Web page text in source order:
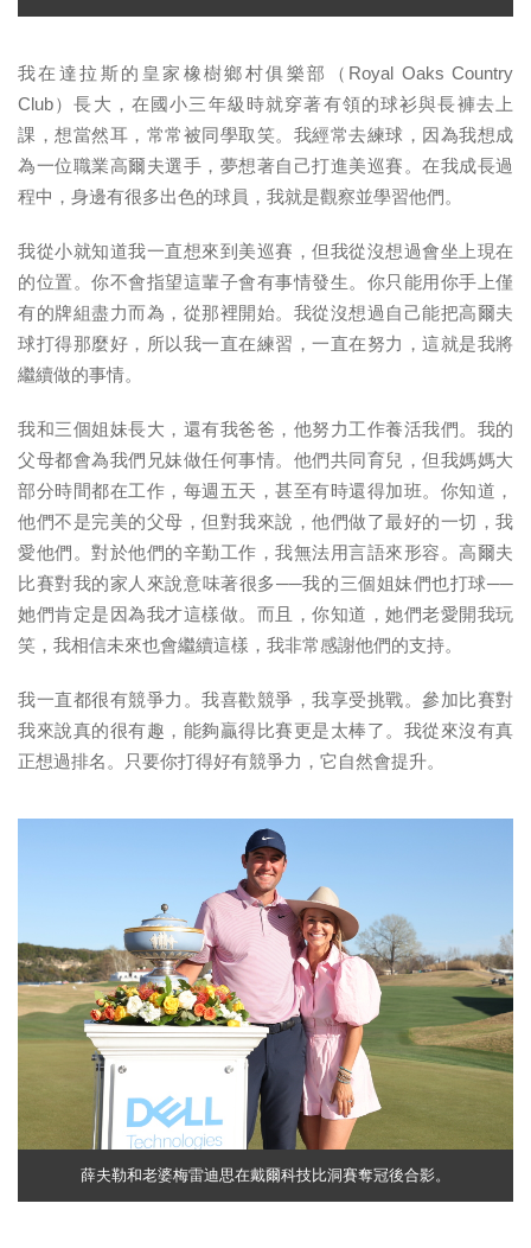
我在達拉斯的皇家橡樹鄉村俱樂部（Royal Oaks Country
Club）長大，在國小三年級時就穿著有領的球衫與長褲去上
課，想當然耳，常常被同學取笑。我經常去練球，因為我想成
為一位職業高爾夫選手，夢想著自己打進美巡賽。在我成長過
程中，身邊有很多出色的球員，我就是觀察並學習他們。
我從小就知道我一直想來到美巡賽，但我從沒想過會坐上現在
的位置。你不會指望這輩子會有事情發生。你只能用你手上僅
有的牌組盡力而為，從那裡開始。我從沒想過自己能把高爾夫
球打得那麼好，所以我一直在練習，一直在努力，這就是我將
繼續做的事情。
我和三個姐妹長大，還有我爸爸，他努力工作養活我們。我的
父母都會為我們兄妹做任何事情。他們共同育兒，但我媽媽大
部分時間都在工作，每週五天，甚至有時還得加班。你知道，
他們不是完美的父母，但對我來說，他們做了最好的一切，我
愛他們。對於他們的辛勤工作，我無法用言語來形容。高爾夫
比賽對我的家人來說意味著很多──我的三個姐妹們也打球──
她們肯定是因為我才這樣做。而且，你知道，她們老愛開我玩
笑，我相信未來也會繼續這樣，我非常感謝他們的支持。
我一直都很有競爭力。我喜歡競爭，我享受挑戰。參加比賽對
我來說真的很有趣，能夠贏得比賽更是太棒了。我從來沒有真
正想過排名。只要你打得好有競爭力，它自然會提升。
薛夫勒和老婆梅雷迪思在戴爾科技比洞賽奪冠後合影。